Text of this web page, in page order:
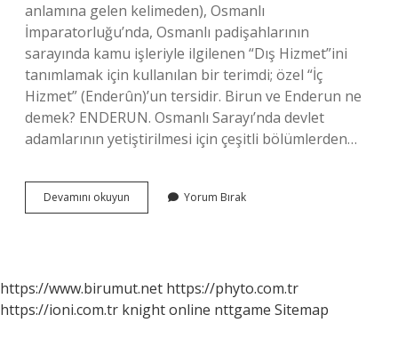
anlamına gelen kelimeden), Osmanlı
İmparatorluğu’nda, Osmanlı padişahlarının
sarayında kamu işleriyle ilgilenen “Dış Hizmet”ini
tanımlamak için kullanılan bir terimdi; özel “İç
Hizmet” (Enderûn)’un tersidir. Birun ve Enderun ne
demek? ENDERUN. Osmanlı Sarayı’nda devlet
adamlarının yetiştirilmesi için çeşitli bölümlerden…
Devamını okuyun
Tarihte
Yorum Bırak
https://www.birumut.net https://phyto.com.tr
https://ioni.com.tr knight online nttgame Sitemap